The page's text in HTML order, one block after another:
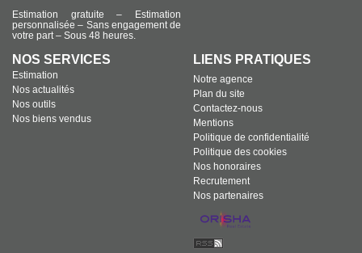
Estimation gratuite – Estimation
personnalisée – Sans engagement de
votre part – Sous 48 heures.
NOS SERVICES
Estimation
Nos actualités
Nos outils
Nos biens vendus
LIENS PRATIQUES
Notre agence
Plan du site
Contactez-nous
Mentions
Politique de confidentialité
Politique des cookies
Nos honoraires
Recrutement
Nos partenaires